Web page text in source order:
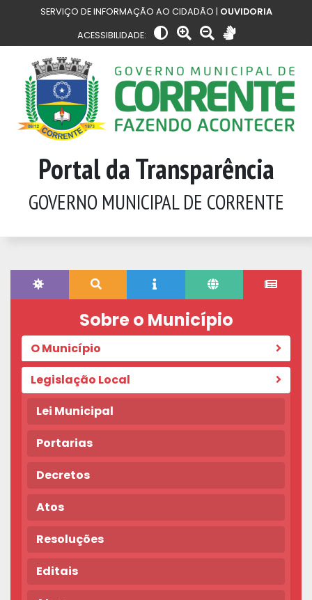
SERVIÇO DE INFORMAÇÃO AO CIDADÃO | OUVIDORIA
ACESSIBILIDADE:
Portal da Transparência
GOVERNO MUNICIPAL DE CORRENTE
Sobre o Município
O Município
Legislação Local
Lei Municipal
Portarias
Decretos
Atos
Resoluções
Editais